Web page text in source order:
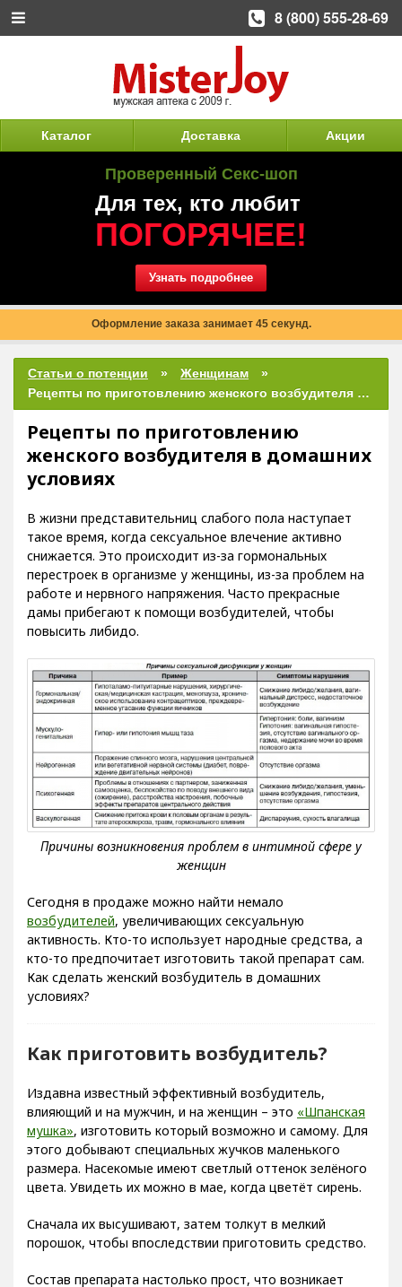
Каталог Доставка Акции
Проверенный Секс-шоп
Для тех, кто любит
ПОГОРЯЧЕЕ!
Узнать подробнее
Оформление заказа занимает 45 секунд.
Статьи о потенции
Женщинам
Рецепты по приготовлению женского возбудителя в домашних условиях
Рецепты по приготовлению
женского возбудителя в домашних
условиях
В жизни представительниц слабого пола наступает
такое время, когда сексуальное влечение активно
снижается. Это происходит из-за гормональных
перестроек в организме у женщины, из-за проблем на
работе и нервного напряжения. Часто прекрасные
дамы прибегают к помощи возбудителей, чтобы
повысить либидо.
Сегодня в продаже можно найти немало
возбудителей, увеличивающих сексуальную
активность. Кто-то использует народные средства, а
кто-то предпочитает изготовить такой препарат сам.
Как сделать женский возбудитель в домашних
условиях?
Как приготовить возбудитель?
Издавна известный эффективный возбудитель,
влияющий и на мужчин, и на женщин – это «Шпанская
мушка», изготовить который возможно и самому. Для
этого добывают специальных жучков маленького
размера. Насекомые имеют светлый оттенок зелёного
цвета. Увидеть их можно в мае, когда цветёт сирень.
Сначала их высушивают, затем толкут в мелкий
порошок, чтобы впоследствии приготовить средство.
Состав препарата настолько прост, что возникает
8 (800) 555-28-69